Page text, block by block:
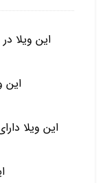
این ویلا
این
این ویلا دارای 230 متر زمین و 120 متر